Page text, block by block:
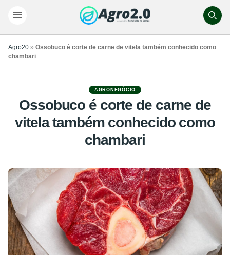
Agro20 » Ossobuco é corte de carne de vitela também conhecido como
chambari
AGRONEGÓCIO
Ossobuco é corte de carne de
vitela também conhecido como
chambari